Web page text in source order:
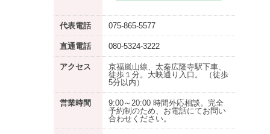
代表電話 075-865-5577
直通電話 080-5324-3222
アクセス
京福嵐山線、太秦広隆寺駅下車、
徒歩１分。大映通り入口。 （徒歩
5分以内）
営業時間
9:00～20:00 時間外応相談。完全
予約制のため、お電話にてお問い
合わせください。